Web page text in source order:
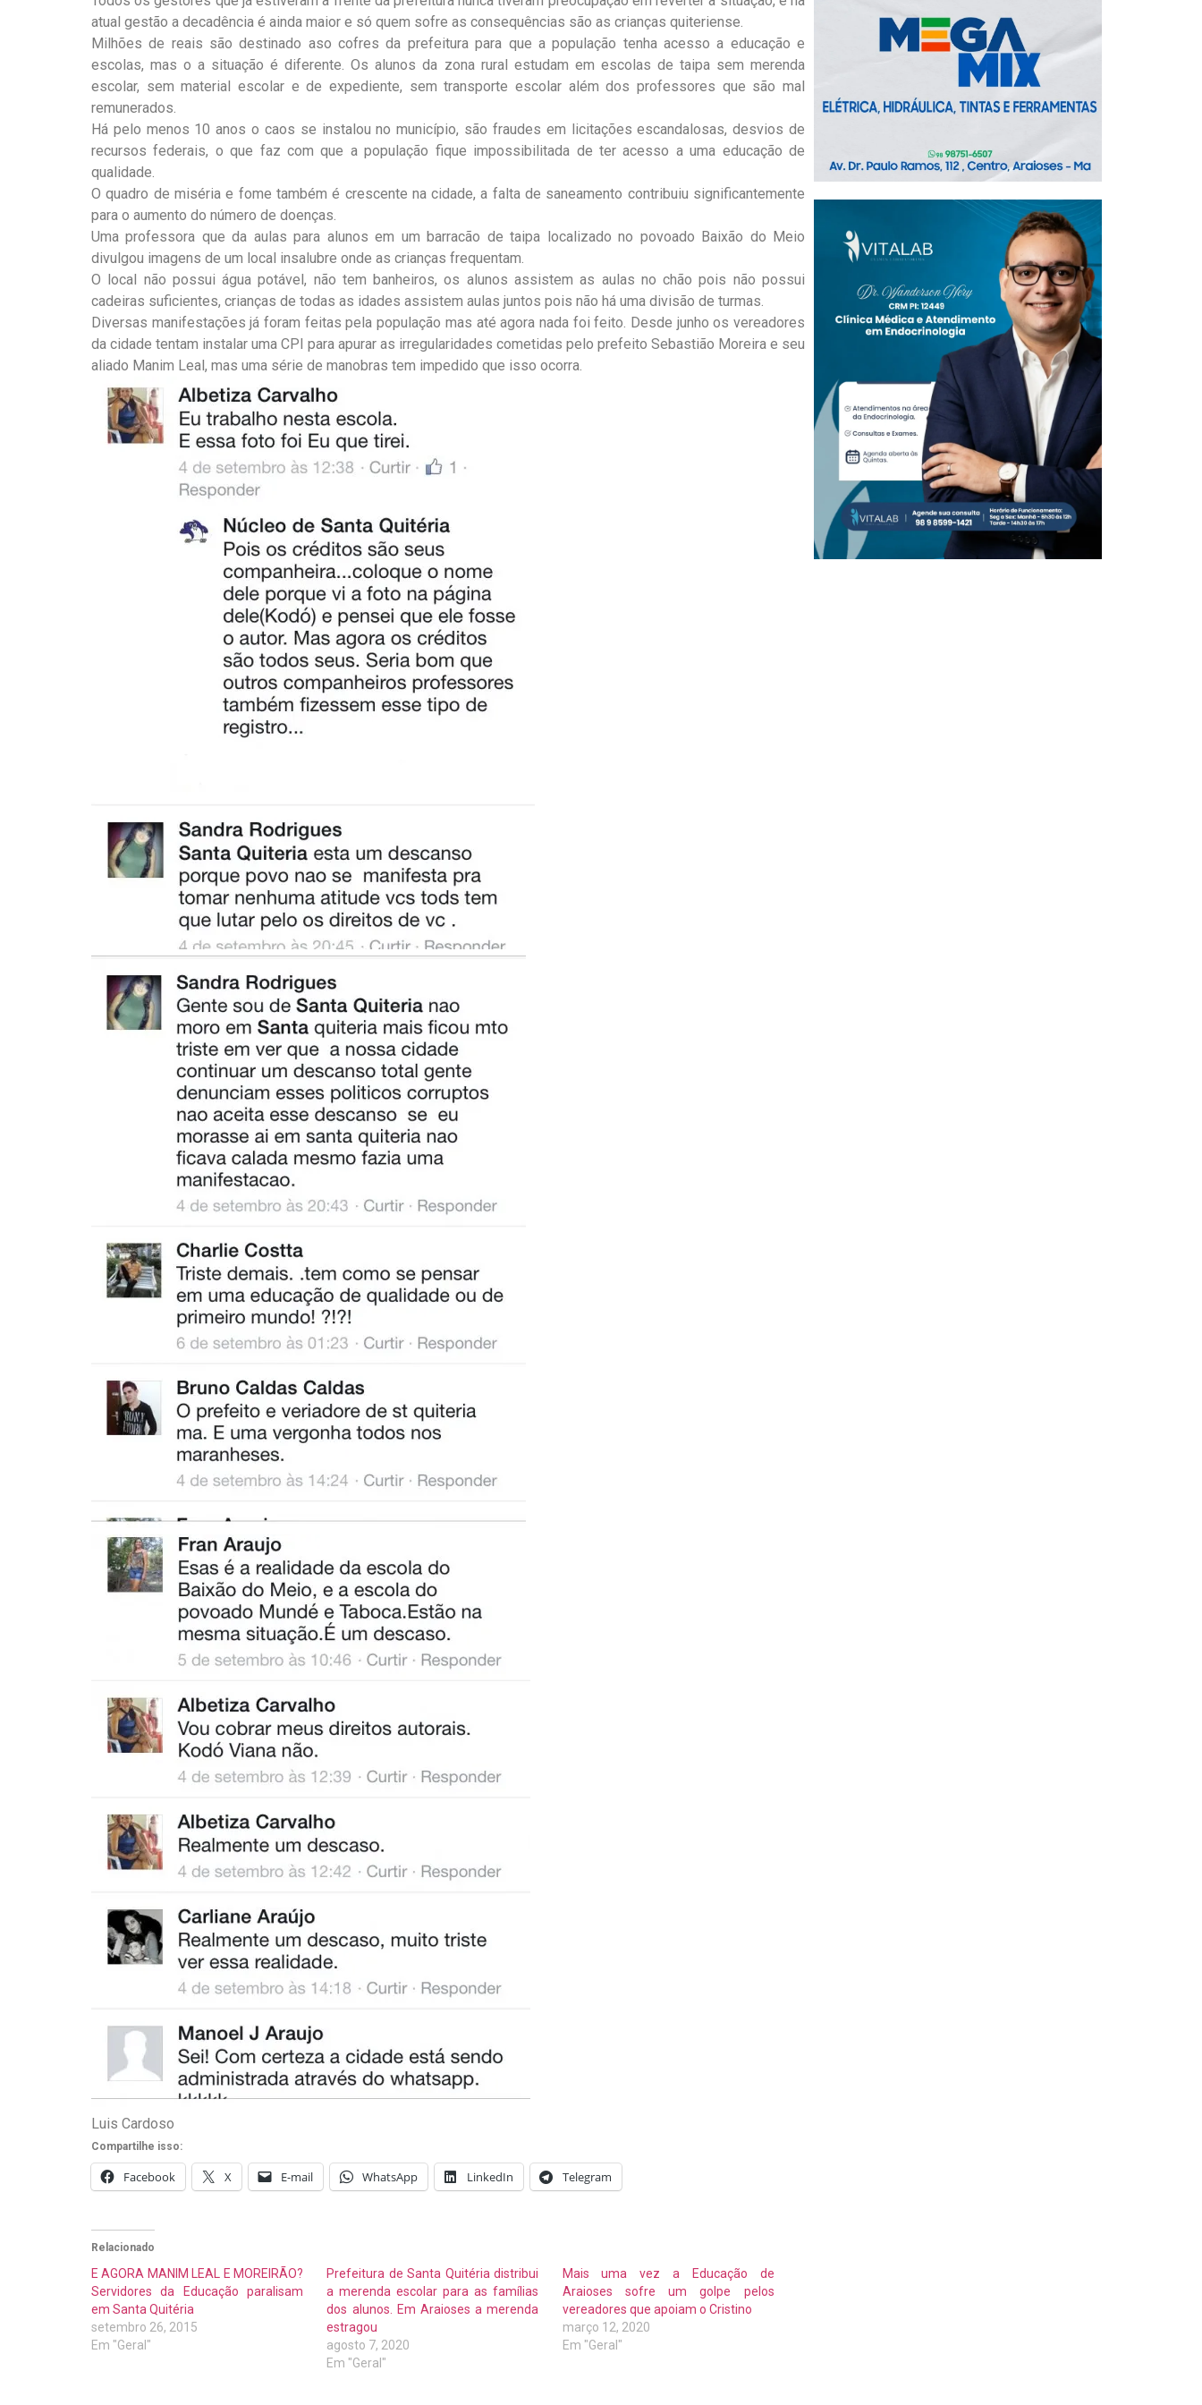
atual gestão a decadência é ainda maior e só quem sofre as consequências são as crianças quiteriense.
Milhões de reais são destinado aso cofres da prefeitura para que a população tenha acesso a educação e
escolas, mas o a situação é diferente. Os alunos da zona rural estudam em escolas de taipa sem merenda
escolar, sem material escolar e de expediente, sem transporte escolar além dos professores que são mal
remunerados.
Há pelo menos 10 anos o caos se instalou no município, são fraudes em licitações escandalosas, desvios de
recursos federais, o que faz com que a população fique impossibilitada de ter acesso a uma educação de
qualidade.
O quadro de miséria e fome também é crescente na cidade, a falta de saneamento contribuiu significantemente
para o aumento do número de doenças.
Uma professora que da aulas para alunos em um barracão de taipa localizado no povoado Baixão do Meio
divulgou imagens de um local insalubre onde as crianças frequentam.
O local não possui água potável, não tem banheiros, os alunos assistem as aulas no chão pois não possui
cadeiras suficientes, crianças de todas as idades assistem aulas juntos pois não há uma divisão de turmas.
Diversas manifestações já foram feitas pela população mas até agora nada foi feito. Desde junho os vereadores
da cidade tentam instalar uma CPI para apurar as irregularidades cometidas pelo prefeito Sebastião Moreira e seu
aliado Manim Leal, mas uma série de manobras tem impedido que isso ocorra.
Luis Cardoso
Compartilhe isso:
Facebook X E-mail WhatsApp LinkedIn Telegram
Relacionado
E AGORA MANIM LEAL E MOREIRÃO?
Servidores da Educação paralisam
em Santa Quitéria
setembro 26, 2015
Em "Geral"
Prefeitura de Santa Quitéria distribui
a merenda escolar para as famílias
dos alunos. Em Araioses a merenda
estragou
agosto 7, 2020
Em "Geral"
Mais uma vez a Educação de
Araioses sofre um golpe pelos
vereadores que apoiam o Cristino
março 12, 2020
Em "Geral"